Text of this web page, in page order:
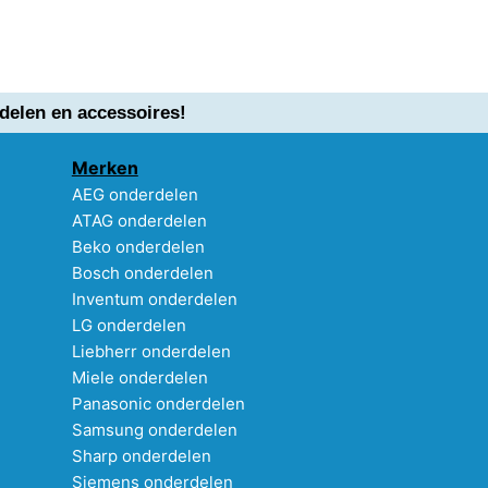
en accessoires!
Merken
AEG onderdelen
ATAG onderdelen
Beko onderdelen
Bosch onderdelen
Inventum onderdelen
LG onderdelen
Liebherr onderdelen
Miele onderdelen
Panasonic onderdelen
Samsung onderdelen
Sharp onderdelen
Siemens onderdelen